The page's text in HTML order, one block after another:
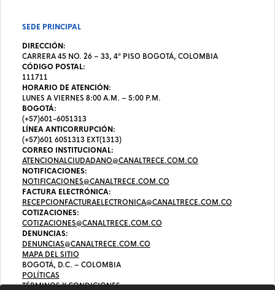
SEDE PRINCIPAL
DIRECCIÓN:
CARRERA 45 NO. 26 – 33, 4º PISO BOGOTÁ, COLOMBIA
CÓDIGO POSTAL:
111711
HORARIO DE ATENCIÓN:
LUNES A VIERNES 8:00 A.M. – 5:00 P.M.
BOGOTÁ:
(+57)601-6051313
LÍNEA ANTICORRUPCIÓN:
(+57)601 6051313 EXT(1313)
CORREO INSTITUCIONAL:
ATENCIONALCIUDADANO@CANALTRECE.COM.CO
NOTIFICACIONES:
NOTIFICACIONES@CANALTRECE.COM.CO
FACTURA ELECTRÓNICA:
RECEPCIONFACTURAELECTRONICA@CANALTRECE.COM.CO
COTIZACIONES:
COTIZACIONES@CANALTRECE.COM.CO
DENUNCIAS:
DENUNCIAS@CANALTRECE.COM.CO
MAPA DEL SITIO
BOGOTÁ, D.C. – COLOMBIA
POLÍTICAS
TÉRMINOS Y CONDICIONES